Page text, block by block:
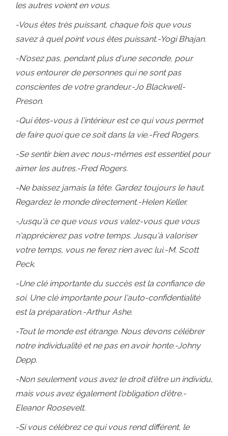
les autres voient en vous.
-Vous êtes très puissant, chaque fois que vous
savez à quel point vous êtes puissant.-Yogi Bhajan.
-N'osez pas, pendant plus d'une seconde, pour
vous entourer de personnes qui ne sont pas
conscientes de votre grandeur.-Jo Blackwell-
Preson.
-Qui êtes-vous à l'intérieur est ce qui vous permet
de faire quoi que ce soit dans la vie.-Fred Rogers.
-Se sentir bien avec nous-mêmes est essentiel pour
aimer les autres.-Fred Rogers.
-Ne baissez jamais la tête. Gardez toujours le haut.
Regardez le monde directement.-Helen Keller.
-Jusqu'à ce que vous vous valez-vous que vous
n'apprécierez pas votre temps. Jusqu'à valoriser
votre temps, vous ne ferez rien avec lui.-M. Scott
Peck.
-Une clé importante du succès est la confiance de
soi. Une clé importante pour l'auto-confidentialité
est la préparation.-Arthur Ashe.
-Tout le monde est étrange. Nous devons célébrer
notre individualité et ne pas en avoir honte.-Johny
Depp.
-Non seulement vous avez le droit d'être un individu,
mais vous avez également l'obligation d'être.-
Eleanor Roosevelt.
-Si vous célébrez ce qui vous rend différent, le